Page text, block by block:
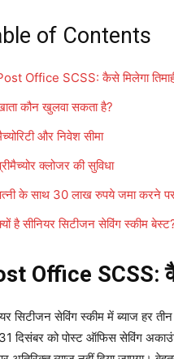
of Contents
Office SCSS: कैसे मिलेगा
कौन खुलवा सकता है?
और निवेश सीमा
क्लोजर की सुविधा
के साथ 30 लाख रुपये जमा करने पर
है सीनियर सिटीजन सेविंग स्कीम
Office SCSS:
सिटीजन सेविंग स्कीम में ब्याज हर
दिसंबर को पोस्ट ऑफिस सेविंग